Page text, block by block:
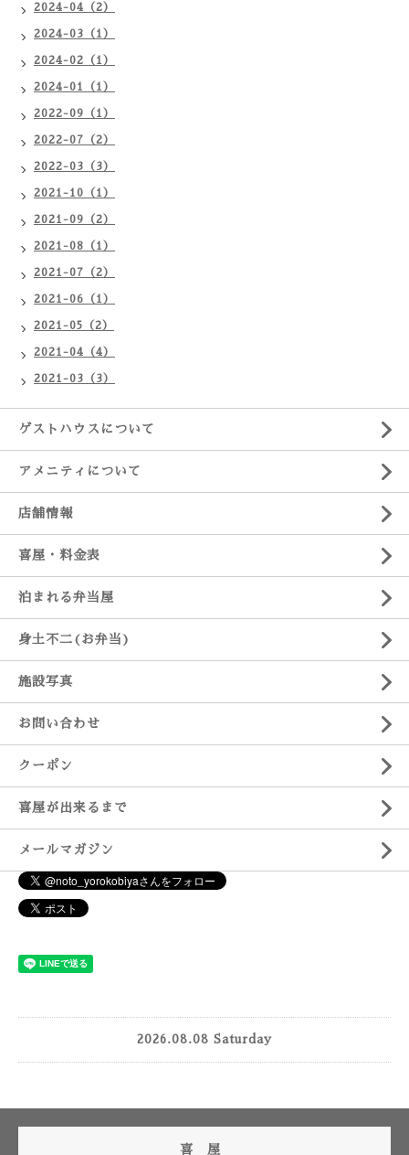
2024-04（2）
2024-03（1）
2024-02（1）
2024-01（1）
2022-09（1）
2022-07（2）
2022-03（3）
2021-10（1）
2021-09（2）
2021-08（1）
2021-07（2）
2021-06（1）
2021-05（2）
2021-04（4）
2021-03（3）
ゲストハウスについて
アメニティについて
店舗情報
喜屋・料金表
泊まれる弁当屋
身土不二(お弁当)
施設写真
お問い合わせ
クーポン
喜屋が出来るまで
メールマガジン
2026.08.08 Saturday
喜 屋